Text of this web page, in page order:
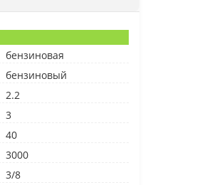
бензиновая
бензиновый
2.2
3
40
3000
3/8